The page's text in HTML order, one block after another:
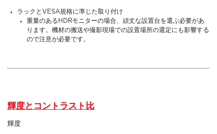
ラックとVESA規格に準じた取り付け
重量のあるHDRモニターの場合、頑丈な設置台を選ぶ必要があ
ります。機材の搬送や撮影現場での設置場所の選定にも影響する
ので注意が必要です。
輝度とコントラスト比
輝度